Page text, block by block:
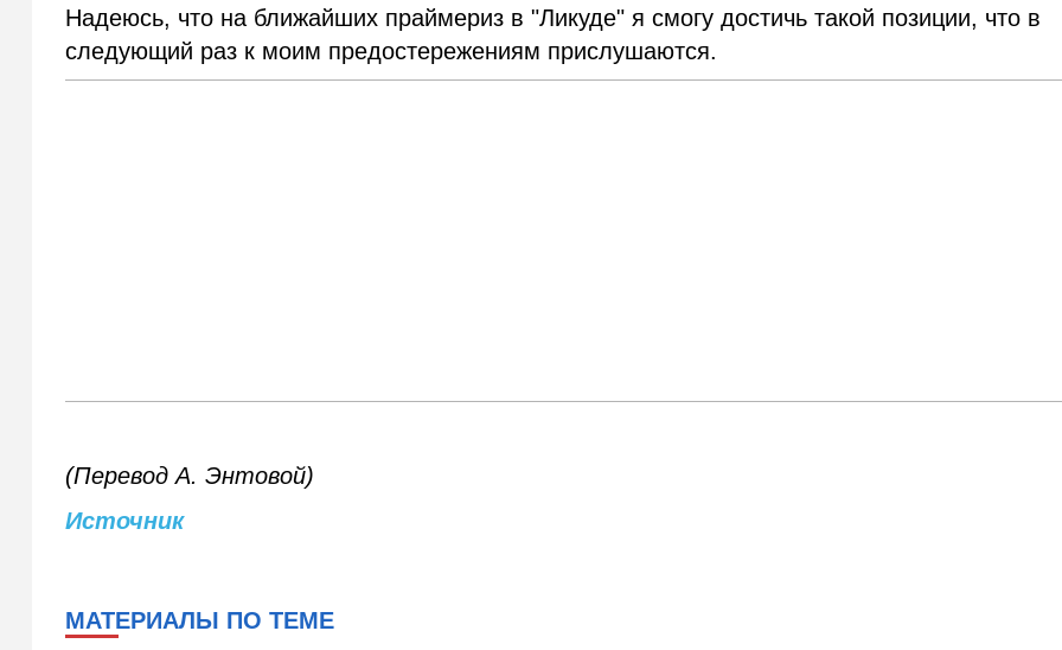
Надеюсь, что на ближайших праймериз в "Ликуде" я смогу достичь такой позиции, что в
следующий раз к моим предостережениям прислушаются.
(Перевод А. Энтовой)
Источник
МАТЕРИАЛЫ ПО ТЕМЕ